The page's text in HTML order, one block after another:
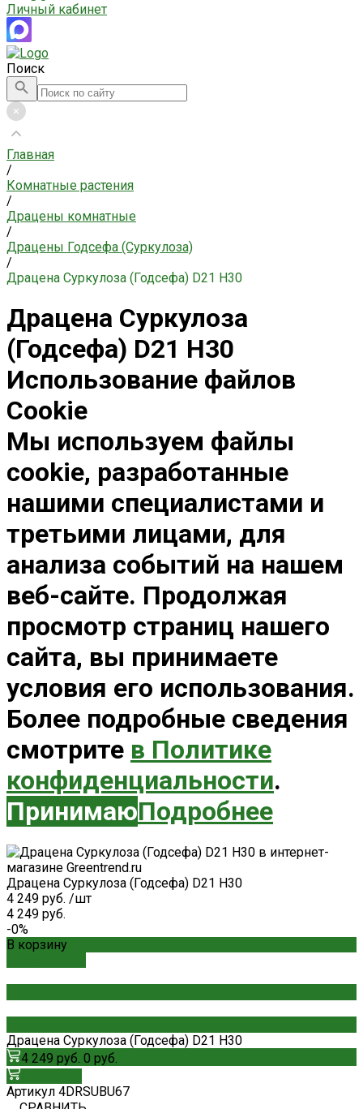
Личный кабинет
Поиск
Главная
/
Комнатные растения
/
Драцены комнатные
/
Драцены Годсефа (Суркулоза)
/
Драцена Суркулоза (Годсефа) D21 H30
Драцена Суркулоза
(Годсефа) D21 H30
Использование файлов
Cookie
Мы используем файлы
cookie, разработанные
нашими специалистами и
третьими лицами, для
анализа событий на нашем
веб-сайте. Продолжая
просмотр страниц нашего
сайта, вы принимаете
условия его использования.
Более подробные сведения
смотрите в Политике
конфиденциальности.
ПринимаюПодробнее
Драцена Суркулоза (Годсефа) D21 H30
4 249 руб. /шт
4 249 руб.
-0%
В корзину
Драцена Суркулоза (Годсефа) D21 H30
4 249 руб. 0 руб.
Артикул 4DRSUBU67